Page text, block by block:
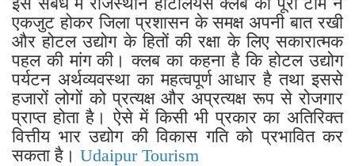
एकजुट होकर जिला प्रशासन के समक्ष अपनी बात रखी
और होटल उद्योग के हितों की रक्षा के लिए सकारात्मक
पहल की मांग की। क्लब का कहना है कि होटल उद्योग
पर्यटन अर्थव्यवस्था का महत्वपूर्ण आधार है तथा इससे
हजारों लोगों को प्रत्यक्ष और अप्रत्यक्ष रूप से रोजगार
प्राप्त होता है। ऐसे में किसी भी प्रकार का अतिरिक्त
वित्तीय भार उद्योग की विकास गति को प्रभावित कर
सकता है। Udaipur Tourism